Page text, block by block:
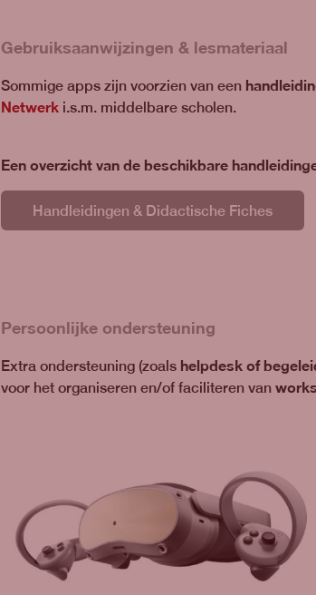
Gebruiksaanwijzingen & lesmateriaal
Sommige apps zijn voorzien van een
Netwerk i.s.m. middelbare scholen.
Een overzicht van de beschikbare
Handleidingen & Didactische Fiches
Persoonlijke ondersteuning
Extra ondersteuning (zoals helpdesk of
voor het organiseren en/of faciliteren van